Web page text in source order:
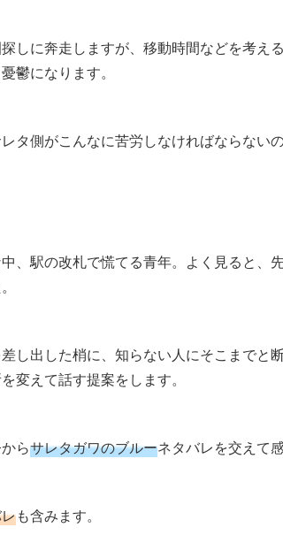
しに奔走しますが、移動時間などを考え
鬱になります。
タ側がこんなに苦労しなければならない
、駅の改札で慌てる青年。よく見ると、
し出した梢に、知らない人にそこまでと
変えて話す提案をします。
らサレタガワのブルーネタバレを交えて
も含みます。